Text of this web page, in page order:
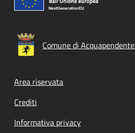
Comune di Acquapendente
Footer menu
Area riservata
Crediti
Informativa privacy